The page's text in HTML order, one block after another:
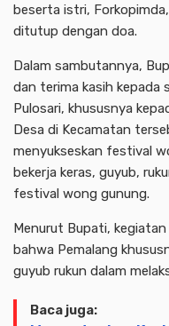
beserta istri,
ditutup dengan doa.
Dalam sambutannya,
dan terima kasih kepada
Pulosari, khususnya
Desa di Kecamatan
menyukseskan festival
bekerja keras, guyub,
festival wong gunung.
Menurut Bupati,
bahwa Pemalang
guyub rukun dalam
Baca juga: